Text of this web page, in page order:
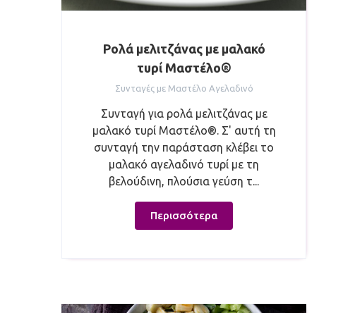
Ρολά μελιτζάνας με μαλακό
τυρί Μαστέλο®
Συνταγές με Μαστέλο Αγελαδινό
Συνταγή για ρολά μελιτζάνας με
μαλακό τυρί Μαστέλο®. Σ' αυτή τη
συνταγή την παράσταση κλέβει το
μαλακό αγελαδινό τυρί με τη
βελούδινη, πλούσια γεύση τ...
Περισσότερα